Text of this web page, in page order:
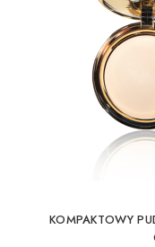
KOMPAKTOWY